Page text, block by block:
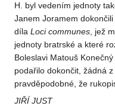
H. byl vedením jednoty
Janem Joramem
díla Loci communes , jež
jednoty bratrské a které
Boleslavi Matouš
podařilo dokončit, žádná
pravděpodobné, že
JIŘÍ JUST